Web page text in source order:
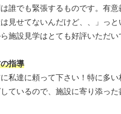
誰でも緊張するものです。有
見せてないんだけど、、」っ
施設見学はとても好評いただい
指導
私達に頼って下さい！特に多
ているので、施設に寄り添った